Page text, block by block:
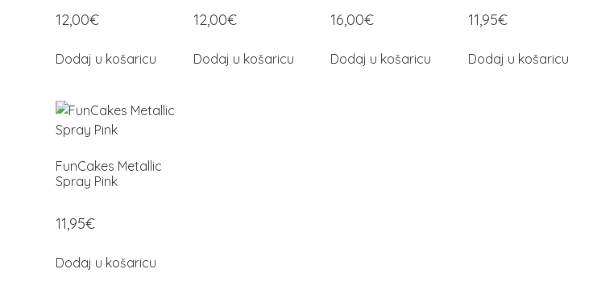
12,00€
Dodaj u košaricu
12,00€
Dodaj u košaricu
16,00€
Dodaj u košaricu
11,95€
Dodaj u košaricu
FunCakes Metallic
Spray Pink
11,95€
Dodaj u košaricu